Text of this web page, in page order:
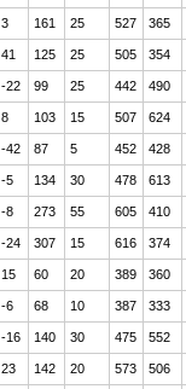
3 161 25 527 365
41 125 25 505 354
-22 99 25 442 490
8 103 15 507 624
-42 87 5 452 428
-5 134 30 478 613
-8 273 55 605 410
-24 307 15 616 374
15 60 20 389 360
-6 68 10 387 333
-16 140 30 475 552
23 142 20 573 506